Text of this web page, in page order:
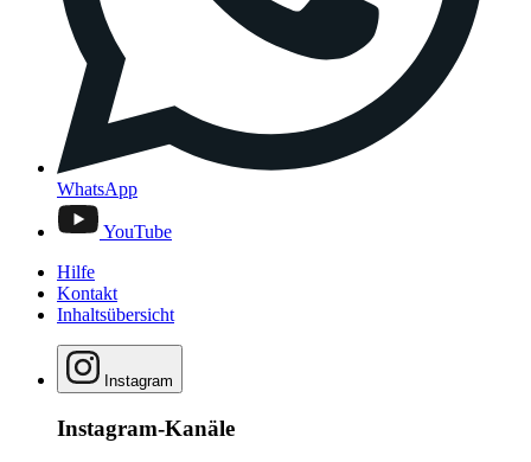
WhatsApp
YouTube
Hilfe
Kontakt
Inhaltsübersicht
Instagram
Instagram-Kanäle